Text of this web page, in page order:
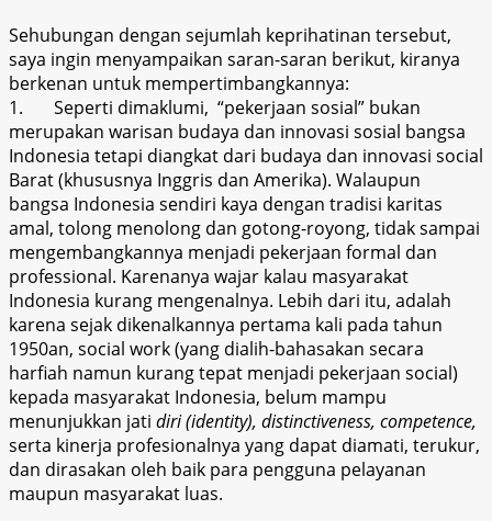
Sehubungan dengan sejumlah keprihatinan tersebut,
saya ingin menyampaikan saran-saran berikut, kiranya
berkenan untuk mempertimbangkannya:
1.
Seperti dimaklumi, “pekerjaan sosial” bukan
merupakan warisan budaya dan innovasi sosial bangsa
Indonesia tetapi diangkat dari budaya dan innovasi social
Barat (khususnya Inggris dan Amerika). Walaupun
bangsa Indonesia sendiri kaya dengan tradisi karitas
amal, tolong menolong dan gotong-royong, tidak sampai
mengembangkannya menjadi pekerjaan formal dan
professional. Karenanya wajar kalau masyarakat
Indonesia kurang mengenalnya. Lebih dari itu, adalah
karena sejak dikenalkannya pertama kali pada tahun
1950an, social work (yang dialih-bahasakan secara
harfiah namun kurang tepat menjadi pekerjaan social)
kepada masyarakat Indonesia, belum mampu
menunjukkan jati diri (identity), distinctiveness, competence,
serta kinerja profesionalnya yang dapat diamati, terukur,
dan dirasakan oleh baik para pengguna pelayanan
maupun masyarakat luas.